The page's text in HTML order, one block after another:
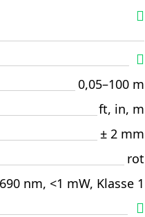
0,05–100 m
ft, in, m
± 2 mm
rot
nm, <1 mW, Klasse 1